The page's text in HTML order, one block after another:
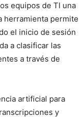
equipos de TI una
herramienta permite
el inicio de sesión
a clasificar las
a través de
artificial para
y